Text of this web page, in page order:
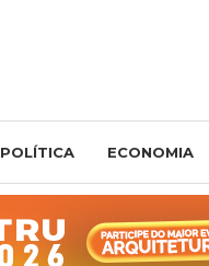
POLÍTICA ECONOMIA